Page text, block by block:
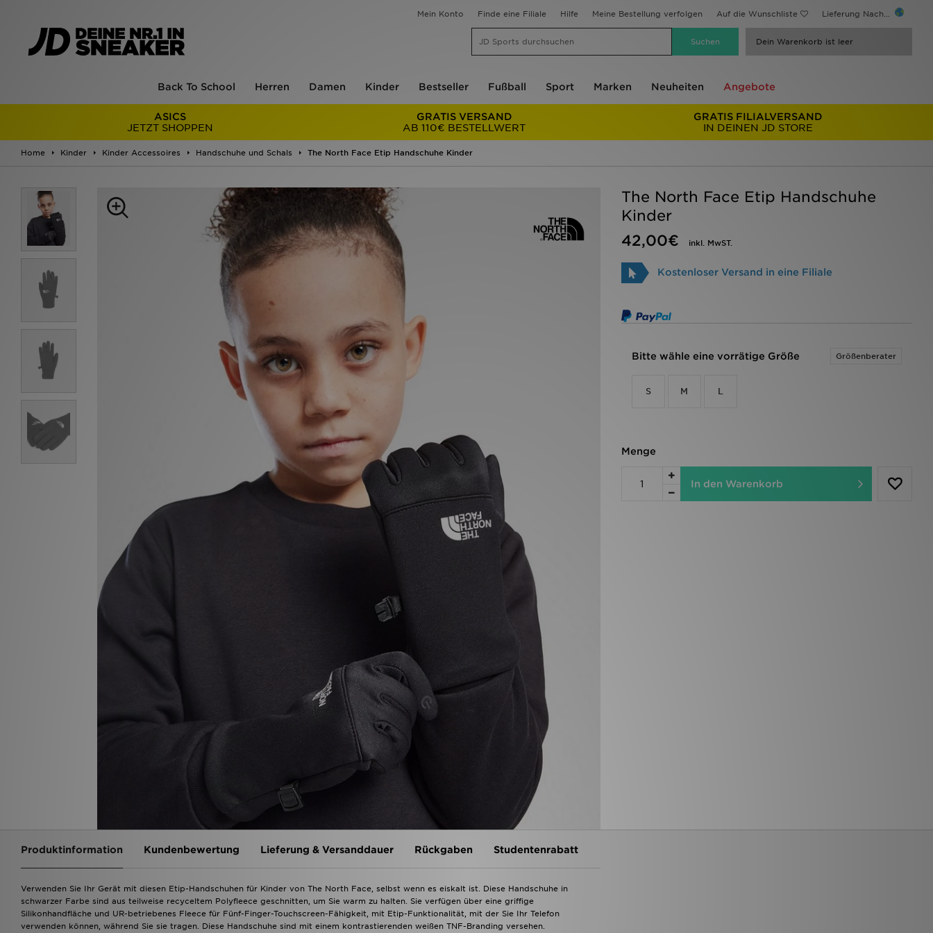
Mein Konto Finde eine Filiale Hilfe Meine Bestellung verfolgen Auf die Wunschliste Lieferung Nach...
Dein Warenkorb ist leer
Back To School Herren Damen Kinder Bestseller Fußball Sport Marken Neuheiten Angebote
ASICS
JETZT SHOPPEN
GRATIS VERSAND
AB 110€ BESTELLWERT
GRATIS FILIALVERSAND
IN DEINEN JD STORE
Home Kinder Kinder Accessoires Handschuhe und Schals The North Face Etip Handschuhe Kinder
The North Face Etip Handschuhe
Kinder
42,00€
inkl. MwST.
Kostenloser Versand in eine Filiale
Bitte wähle eine vorrätige Größe Größenberater
S M L
Menge
In den Warenkorb
Produktinformation Kundenbewertung Lieferung & Versanddauer Rückgaben Studentenrabatt
Verwenden Sie Ihr Gerät mit diesen Etip-Handschuhen für Kinder von The North Face, selbst wenn es eiskalt ist. Diese Handschuhe in
schwarzer Farbe sind aus teilweise recyceltem Polyfleece geschnitten, um Sie warm zu halten. Sie verfügen über eine griffige
Silikonhandfläche und UR-betriebenes Fleece für Fünf-Finger-Touchscreen-Fähigkeit, mit Etip-Funktionalität, mit der Sie Ihr Telefon
verwenden können, während Sie sie tragen. Diese Handschuhe sind mit einem kontrastierenden weißen TNF-Branding versehen.